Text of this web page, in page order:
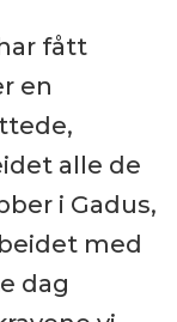
fått
en
alle de
i Gadus,
med
dag